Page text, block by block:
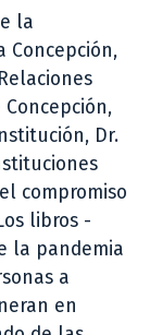
la
Concepción,
Dr.
compromiso
libros -
la pandemia
a
en